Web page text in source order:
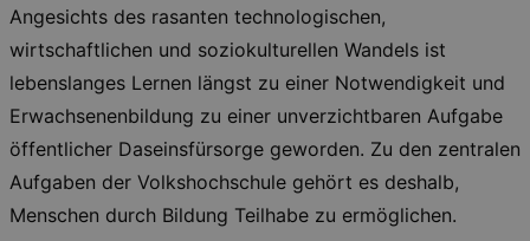
Angesichts des rasanten technologischen,
wirtschaftlichen und soziokulturellen Wandels ist
lebenslanges Lernen längst zu einer Notwendigkeit und
Erwachsenenbildung zu einer unverzichtbaren Aufgabe
öffentlicher Daseinsfürsorge geworden. Zu den zentralen
Aufgaben der Volkshochschule gehört es deshalb,
Menschen durch Bildung Teilhabe zu ermöglichen.